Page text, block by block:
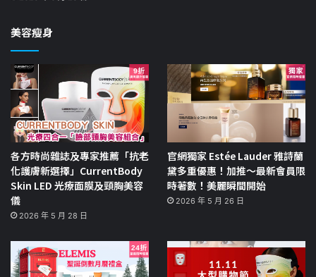
美容瘦身
各方時尚雜誌及專家推薦「抗老
化護膚新選擇」CurrentBody
Skin LED 光療面膜及頸胸美容
儀
2026 年 5 月 28 日
官網獨家 Estée Lauder 雅詩蘭
黛多重優惠！加推～最新會員限
時著數！美麗瞬間開始
2026 年 5 月 26 日